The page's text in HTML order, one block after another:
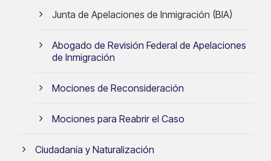
Junta de Apelaciones de Inmigración (BIA)
Abogado de Revisión Federal de Apelaciones
de Inmigración
Mociones de Reconsideración
Mociones para Reabrir el Caso
Ciudadanía y Naturalización